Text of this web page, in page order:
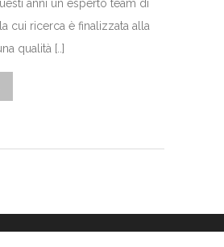
anni un esperto team di
cui ricerca è finalizzata alla
qualità [..]